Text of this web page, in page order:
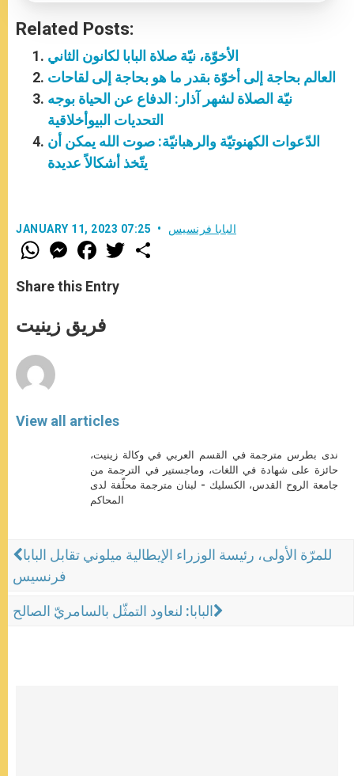
Related Posts:
الأخوّة، نيّة صلاة البابا لكانون الثاني
العالم بحاجة إلى أخوّة بقدر ما هو بحاجة إلى لقاحات
نيّة الصلاة لشهر آذار: الدفاع عن الحياة بوجه
التحديات البيوأخلاقية
الدّعوات الكهنوتيّة والرهبانيّة: صوت الله يمكن أن
يتّخذ أشكالاً عديدة
JANUARY 11, 2023 07:25 البابا فرنسيس
W
h
t
s
p
p
M
e
s
e
g
e
F
a
e
b
o
k
w
Share this Entry
فريق زينيت
View all articles
ندى بطرس مترجمة في القسم العربي في وكالة زينيت،
حائزة على شهادة في اللغات، وماجستير في الترجمة من
جامعة الروح القدس، الكسليك - لبنان مترجمة محلّفة لدى
المحاكم
للمرّة الأولى، رئيسة الوزراء الإيطالية ميلوني تقابل البابا
فرنسيس
البابا: لنعاود التمثّل بالسامريّ الصالح